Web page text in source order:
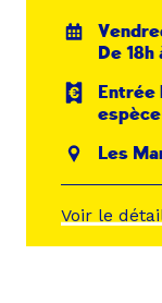
De 18h
Entrée
Les
Voir le